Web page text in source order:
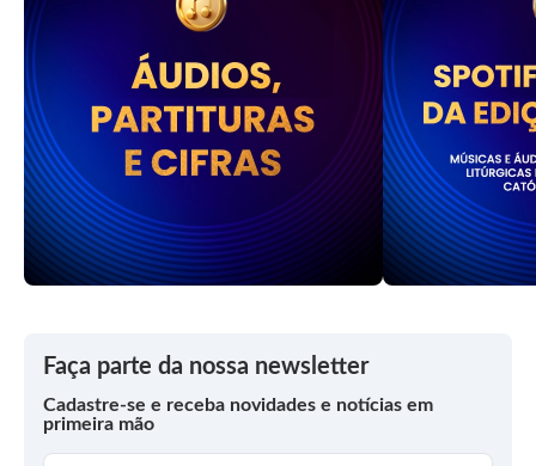
Faça parte da nossa newsletter
Cadastre-se e receba novidades e notícias em
primeira mão